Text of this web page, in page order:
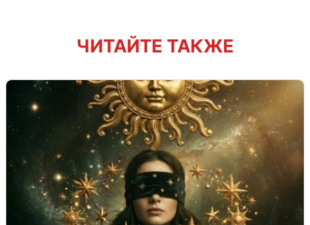
ЧИТАЙТЕ ТАКЖЕ